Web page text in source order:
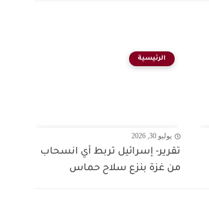
الرئيسية
يوليو 30, 2026
تقرير- إسرائيل تربط أي انسحاب
من غزة بنزع سلاح حماس